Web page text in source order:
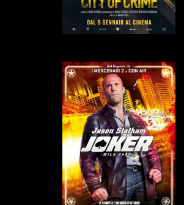
GUARDA IL TRAILER
VAI ALLA SCHEDA